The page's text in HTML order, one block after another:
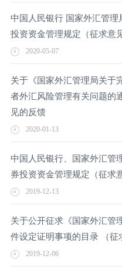
中国人民银行 国家外汇管
投资资金管理规定（征求意
2020-05-07
关于《国家外汇管理局关于
者外汇风险管理有关问题的
见的反馈
2020-01-13
中国人民银行、国家外汇管
券投资资金管理规定（征求
2019-12-13
关于公开征求《国家外汇管
件设定证明事项的目录 （征
2019-12-06